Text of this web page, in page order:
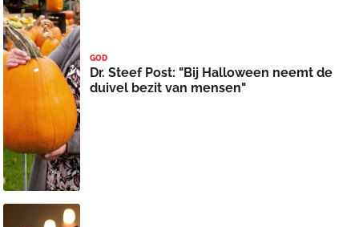
GOD
Dr. Steef Post: "Bij Halloween neemt de
duivel bezit van mensen"